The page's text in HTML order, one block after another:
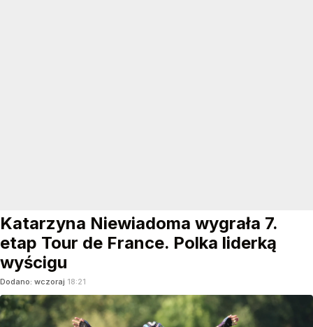
Katarzyna Niewiadoma wygrała 7.
etap Tour de France. Polka liderką
wyścigu
Dodano: wczoraj 18:21